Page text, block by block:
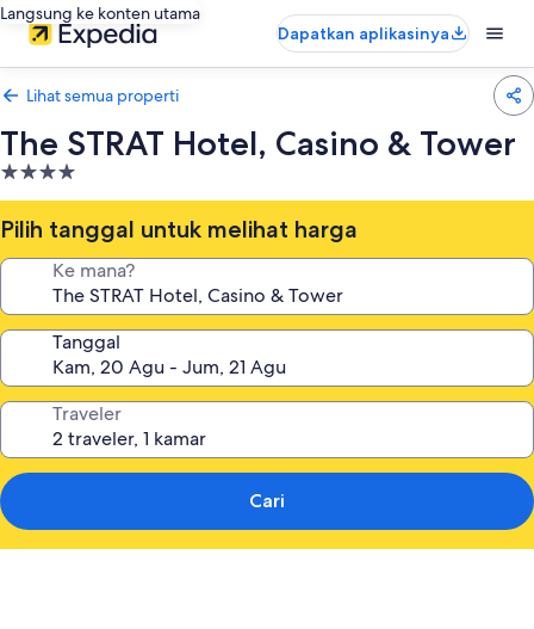
Langsung ke konten utama
Dapatkan aplikasinya
Lihat semua properti
The STRAT Hotel, Casino & Tower
Properti
bintang
4.0
Pilih tanggal untuk melihat harga
Ke mana?
Tanggal
Traveler
Cari